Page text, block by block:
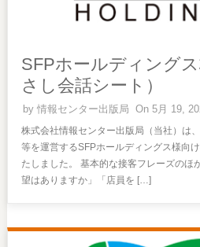
SFPホールディング
さし会話シート）
by情報センター出版局 On 5月 19,
株式会社情報センター出版局（当社）は
等を運営するSFPホールディングス様向
たしました。 基本的な接客フレーズのほ
望はありますか」「店員を […]